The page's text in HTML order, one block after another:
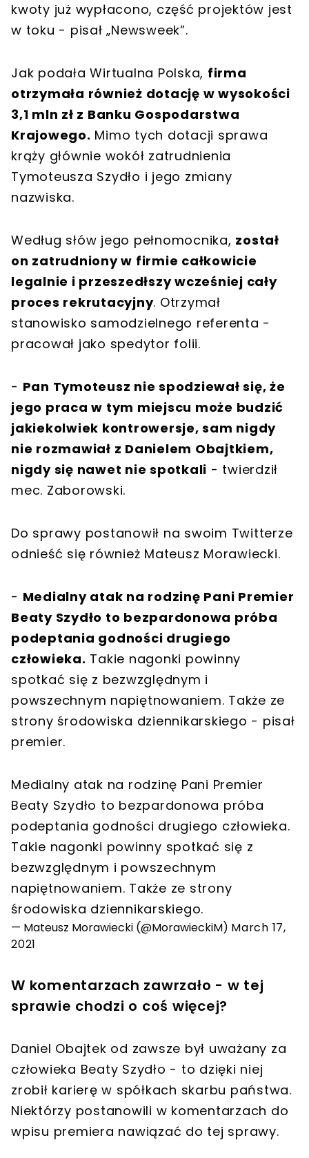
kwoty już wypłacono, część projektów jest
w toku - pisał „Newsweek”.
Jak podała Wirtualna Polska, firma
otrzymała również dotację w wysokości
3,1 mln zł z Banku Gospodarstwa
Krajowego. Mimo tych dotacji sprawa
krąży głównie wokół zatrudnienia
Tymoteusza Szydło i jego zmiany
nazwiska.
Według słów jego pełnomocnika, został
on zatrudniony w firmie całkowicie
legalnie i przeszedłszy wcześniej cały
proces rekrutacyjny. Otrzymał
stanowisko samodzielnego referenta -
pracował jako spedytor folii.
- Pan Tymoteusz nie spodziewał się, że
jego praca w tym miejscu może budzić
jakiekolwiek kontrowersje, sam nigdy
nie rozmawiał z Danielem Obajtkiem,
nigdy się nawet nie spotkali - twierdził
mec. Zaborowski.
Do sprawy postanowił na swoim Twitterze
odnieść się również Mateusz Morawiecki.
- Medialny atak na rodzinę Pani Premier
Beaty Szydło to bezpardonowa próba
podeptania godności drugiego
człowieka. Takie nagonki powinny
spotkać się z bezwzględnym i
powszechnym napiętnowaniem. Także ze
strony środowiska dziennikarskiego - pisał
premier.
Medialny atak na rodzinę Pani Premier
Beaty Szydło to bezpardonowa próba
podeptania godności drugiego człowieka.
Takie nagonki powinny spotkać się z
bezwzględnym i powszechnym
napiętnowaniem. Także ze strony
środowiska dziennikarskiego.
— Mateusz Morawiecki (@MorawieckiM) March 17,
2021
W komentarzach zawrzało - w tej
sprawie chodzi o coś więcej?
Daniel Obajtek od zawsze był uważany za
człowieka Beaty Szydło - to dzięki niej
zrobił karierę w spółkach skarbu państwa.
Niektórzy postanowili w komentarzach do
wpisu premiera nawiązać do tej sprawy.